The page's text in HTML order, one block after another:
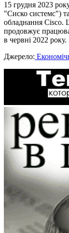
15 грудня 2023
"Сиско системс")
обладнання
продовжує
в червні 2022 року.
Джерело: